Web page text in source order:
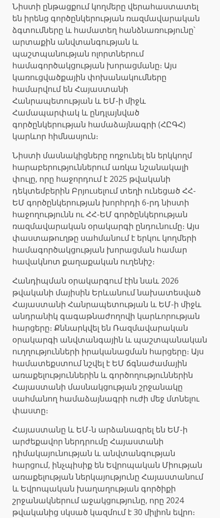
Նիստի ընթացքում կողմերը վերահաստատել
են իրենց գործընկերության ռազմավարական
ձգտումները և համատեղ հանձնառությունը՝
արտաքին անվտանգության և
պաշտպանության ոլորտներում
համագործակցության խորացմանը։ Այս
կառուցվածքային փոխանակումները
համարվում են Հայաստանի
Հանրապետության և ԵՄ-ի միջև
Համապարփակ և ընդլայնված
գործընկերության համաձայնագրի (ՀԸԳՀ)
կարևոր հիմնասյուն։
Նիստի մասնակիցները ողջունել են երկկողմ
հարաբերություններում առկա նշանակալի
փուլը, որը հաջորդում է 2025 թվականի
դեկտեմբերին Բրյուսելում տեղի ունեցած ՀՀ-
ԵՄ գործընկերության խորհրդի 6-րդ նիստի
հաջողությունն ու ՀՀ-ԵՄ գործընկերության
ռազմավարական օրակարգի ընդունումը։ Այս
փաստաթուղթը սահմանում է երկու կողմերի
համագործակցության խորացման համար
հավակնոտ քաղաքական ուղենիշ։
Հանդիպման օրակարգում էին նաև 2026
թվականի մայիսին Երևանում նախատեսված
Հայաստանի Հանրապետության և ԵՄ-ի միջև
անդրանիկ գագաթնաժողովի կարևորության
հարցերը։ Քննարկվել են Ռազմավարական
օրակարգի անվտանգային և պաշտպանական
ուղղությունների իրականացման հարցերը։ Այս
համատեքստում նշվել է ԵՄ ճգնաժամային
առաքելություններին և գործողություններին
Հայաստանի մասնակցության շրջանակը
սահմանող համաձայնագրի ուժի մեջ մտնելու
փաստը։
Հայաստանը և ԵՄ-ն արձանագրել են ԵՄ-ի
արժեքավոր ներդրումը Հայաստանի
դիմակայունության և անվտանգության
հարցում, ինչպիսիք են Եվրոպական Միության
առաքելության ներկայությունը Հայաստանում
և Եվրոպական խաղաղության գործիքի
շրջանակներում աջակցությունը, որը 2024
թվականից սկսած կազմում է 30 միլիոն եվրո։